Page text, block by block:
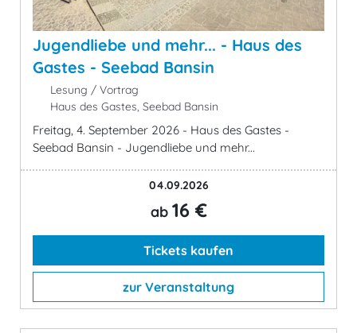
Jugendliebe und mehr... - Haus des
Gastes - Seebad Bansin
Lesung / Vortrag
Haus des Gastes, Seebad Bansin
Freitag, 4. September 2026 - Haus des Gastes -
Seebad Bansin - Jugendliebe und mehr...
04.09.2026
ab 16 €
Tickets kaufen
zur Veranstaltung